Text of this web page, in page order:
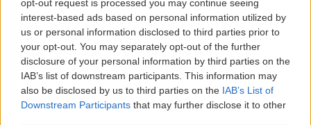
opt-out request is processed you may continue seeing
interest-based ads based on personal information utilized by
us or personal information disclosed to third parties prior to
your opt-out. You may separately opt-out of the further
disclosure of your personal information by third parties on the
IAB’s list of downstream participants. This information may
also be disclosed by us to third parties on the IAB’s List of
Downstream Participants that may further disclose it to other
RESERVA DE PLAZA,
PREINSCRIPCIÓN Y MATRÍCULA
El proceso deinscripción como alumno en las escuelas
oficiales de idiomas de Galiciarequiere, según los casos,